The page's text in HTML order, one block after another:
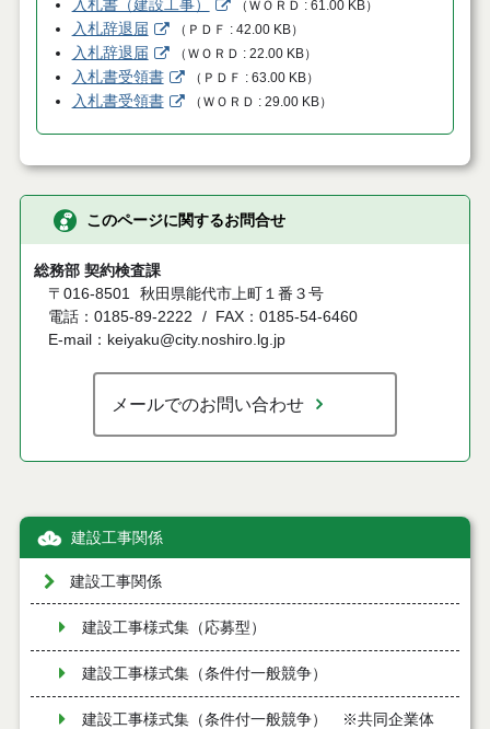
入札書（建設工事） （ ＷＯＲＤ 61.00 KB）
入札辞退届 （ ＰＤＦ 42.00 KB）
入札辞退届 （ ＷＯＲＤ 22.00 KB）
入札書受領書 （ ＰＤＦ 63.00 KB）
入札書受領書 （ ＷＯＲＤ 29.00 KB）
このページに関するお問合せ
総務部 契約検査課
〒016-8501 秋田県能代市上町１番３号
電話：0185-89-2222
FAX：0185-54-6460
E-mail：keiyaku@city.noshiro.lg.jp
メールでのお問い合わせ
建設工事関係
建設工事関係
建設工事様式集（応募型）
建設工事様式集（条件付一般競争）
建設工事様式集（条件付一般競争） ※共同企業体